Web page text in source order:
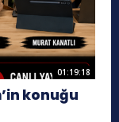
01:19:18
konuğu